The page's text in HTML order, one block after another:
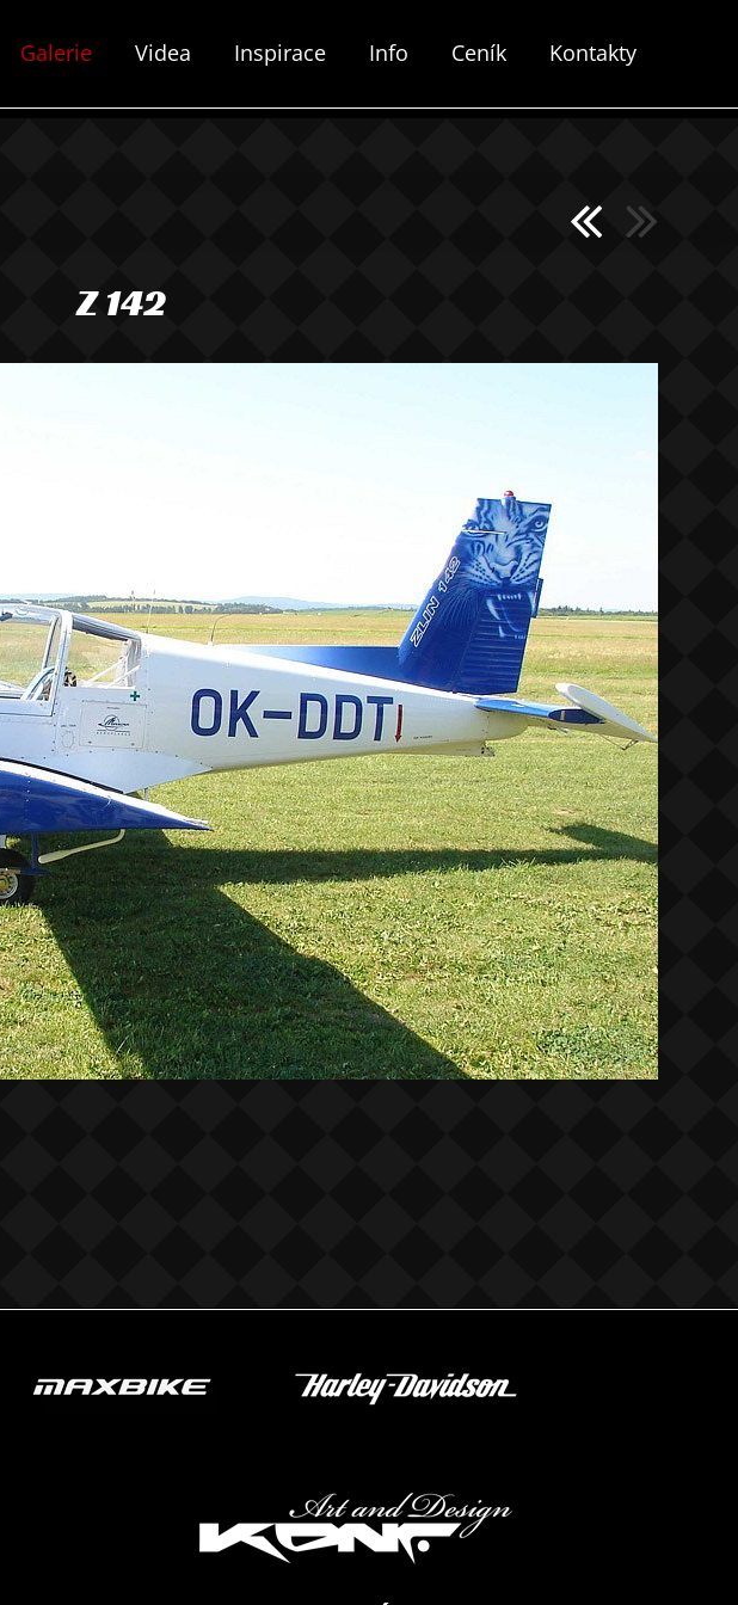
Galerie Videa Inspirace Info Ceník Kontakty
Z 142